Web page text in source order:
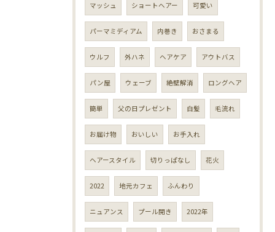
マッシュ ショートヘアー 可愛い
パーマミディアム 内巻き おさまる
ウルフ 外ハネ ヘアケア アウトバス
パン屋 ウェーブ 絶壁解消 ロングヘア
簡単 父の日プレゼント 白髪 毛流れ
お届け物 おいしい お手入れ
ヘアースタイル 切りっぱなし 花火
2022 地元カフェ ふんわり
ニュアンス プール開き 2022年